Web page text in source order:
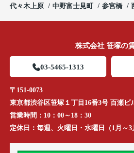
代々木上原
中野富士見町 参宮橋
株式会社 笹塚の
03-5465-1313
〒151-0073
東京都渋谷区笹塚１丁目16番3号 百瀬ビ
営業時間： 10：00～18：30
定休日： 毎週、火曜日・水曜日（1月～3